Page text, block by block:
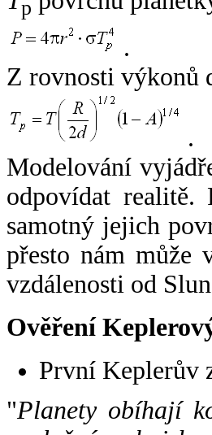
p
.
Z rovnosti výkonů
.
Modelování
odpovídat
samotný jejich
přesto nám může
vzdálenosti od
Ověření
První Keplerův
"Planety obíhají